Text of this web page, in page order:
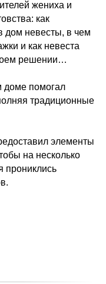
жениха и
как
дом невесты, в чем
и как невеста
решении…
доме помогал
традиционные
элементы
на несколько
прониклись